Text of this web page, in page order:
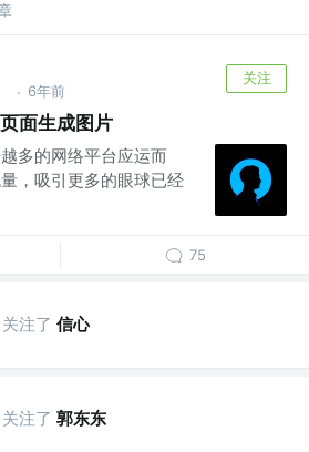
· 6年前
关注
面生成图片
多的网络平台应运而
，吸引更多的眼球已经
75
关注了 信心
关注了 郭东东